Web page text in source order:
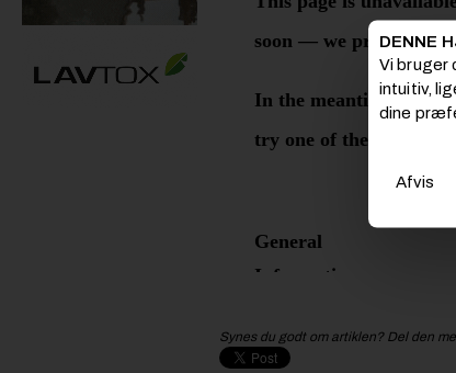
Synes du godt om artiklen? Del den
DENNE
Vi bruger
intuitiv,
dine
Afvis